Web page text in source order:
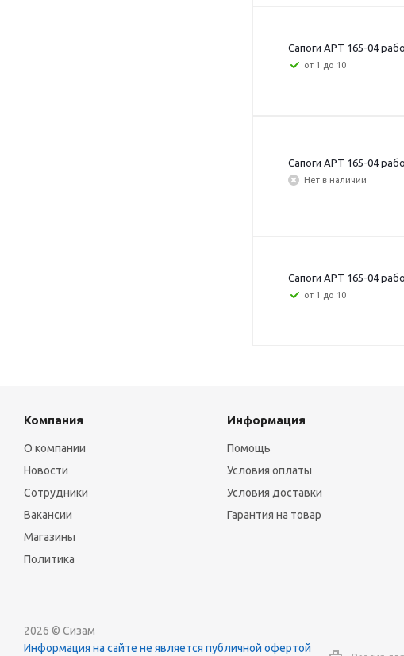
Сапоги АРТ 165-04
от 1 до 10
Сапоги АРТ 165-04
Нет в наличии
Сапоги АРТ 165-04
от 1 до 10
Компания
О компании
Новости
Сотрудники
Вакансии
Магазины
Политика
Информация
Помощь
Условия оплаты
Условия доставки
Гарантия на товар
2026 © Сизам
Информация на сайте не является публичной офертой